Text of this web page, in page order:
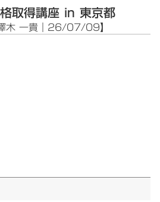
取得講座 in 東京都
木 一貴｜26/07/09】